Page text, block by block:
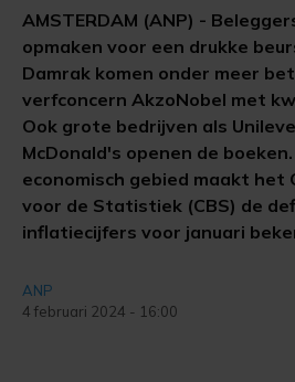
AMSTERDAM (ANP) -
opmaken voor een drukke
Damrak komen onder meer
verfconcern AkzoNobel met
Ook grote bedrijven als
McDonald's openen de
economisch gebied maakt het
voor de Statistiek (CBS) de
inflatiecijfers voor januari
ANP
4 februari 2024 - 16:00